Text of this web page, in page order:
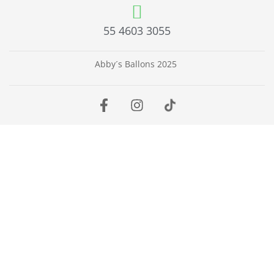
55 4603 3055
Abby´s Ballons 2025